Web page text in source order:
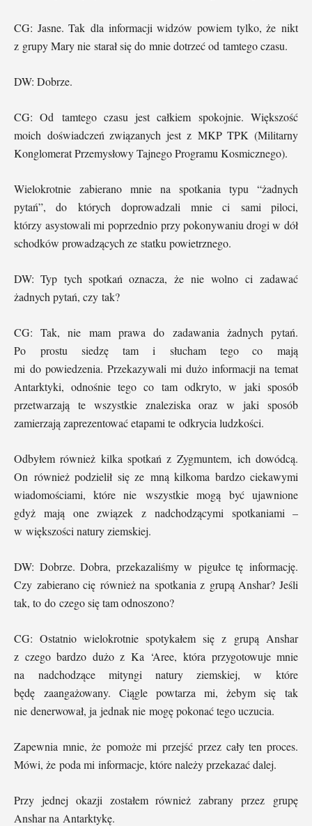
CG: Jasne. Tak dla informacji widzów powiem tylko, że nikt
z grupy Mary nie starał się do mnie dotrzeć od tamtego czasu.
DW: Dobrze.
CG: Od tamtego czasu jest całkiem spokojnie. Większość
moich doświadczeń związanych jest z MKP TPK (Militarny
Konglomerat Przemysłowy Tajnego Programu Kosmicznego).
Wielokrotnie zabierano mnie na spotkania typu “żadnych
pytań”, do których doprowadzali mnie ci sami piloci,
którzy asystowali mi poprzednio przy pokonywaniu drogi w dół
schodków prowadzących ze statku powietrznego.
DW: Typ tych spotkań oznacza, że nie wolno ci zadawać
żadnych pytań, czy tak?
CG: Tak, nie mam prawa do zadawania żadnych pytań.
Po prostu siedzę tam i słucham tego co mają
mi do powiedzenia. Przekazywali mi dużo informacji na temat
Antarktyki, odnośnie tego co tam odkryto, w jaki sposób
przetwarzają te wszystkie znaleziska oraz w jaki sposób
zamierzają zaprezentować etapami te odkrycia ludzkości.
Odbyłem również kilka spotkań z Zygmuntem, ich dowódcą.
On również podzielił się ze mną kilkoma bardzo ciekawymi
wiadomościami, które nie wszystkie mogą być ujawnione
gdyż mają one związek z nadchodzącymi spotkaniami –
w większości natury ziemskiej.
DW: Dobrze. Dobra, przekazaliśmy w pigułce tę informację.
Czy zabierano cię również na spotkania z grupą Anshar? Jeśli
tak, to do czego się tam odnoszono?
CG: Ostatnio wielokrotnie spotykałem się z grupą Anshar
z czego bardzo dużo z Ka ‘Aree, która przygotowuje mnie
na nadchodzące mityngi natury ziemskiej, w które
będę zaangażowany. Ciągle powtarza mi, żebym się tak
nie denerwował, ja jednak nie mogę pokonać tego uczucia.
Zapewnia mnie, że pomoże mi przejść przez cały ten proces.
Mówi, że poda mi informacje, które należy przekazać dalej.
Przy jednej okazji zostałem również zabrany przez grupę
Anshar na Antarktykę.